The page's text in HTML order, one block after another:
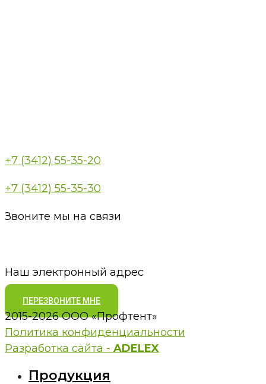
+7 (3412) 55-35-20
+7 (3412) 55-35-30
Звоните мы на связи
Наш электронный адрес
ПЕРЕЗВОНИТЕ МНЕ
2015-2026 ООО «Профтент»
Политика конфиденциальности
Разработка сайта - ADELEX
Продукция